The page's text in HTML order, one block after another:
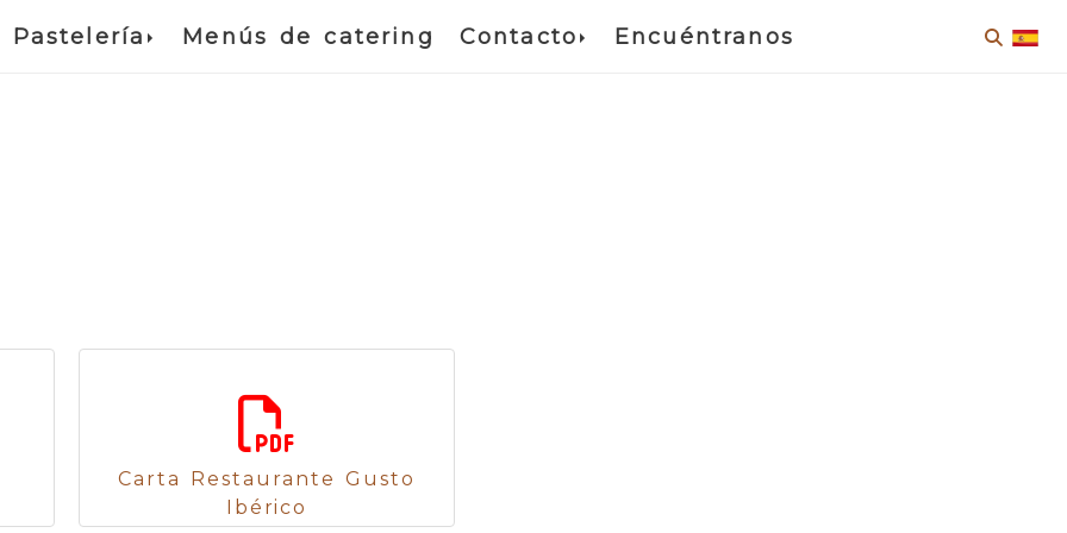
Pastelería Menús de catering Contacto Encuéntranos
Carta Restaurante Gusto
Ibérico